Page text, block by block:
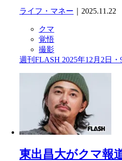
ライフ・マネー ｜2025.11.22
クマ
覚悟
撮影
週刊FLASH 2025年12月2日
東出昌大がクマ報